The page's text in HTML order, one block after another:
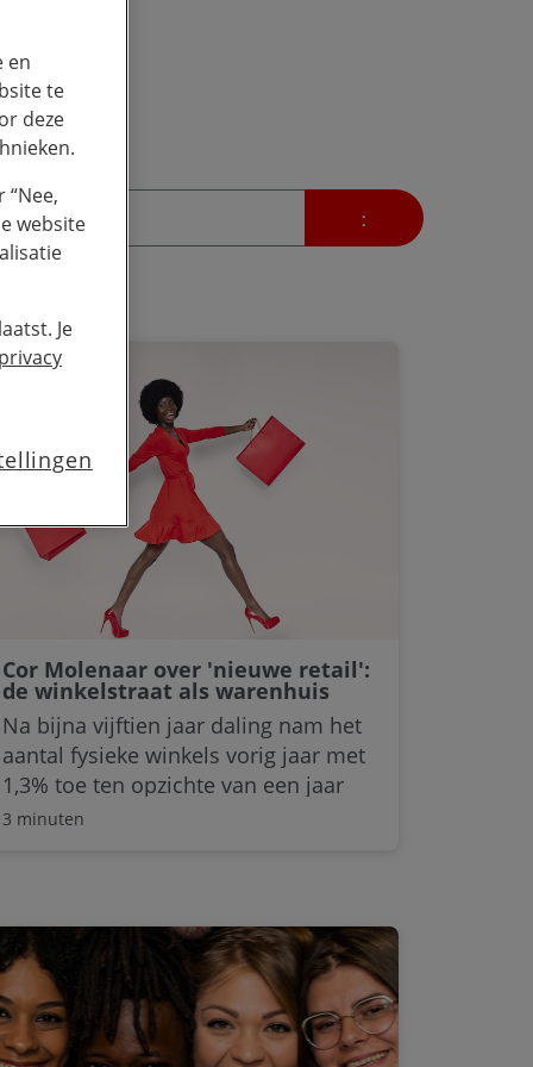
Cor Molenaar over 'nieuwe retail':
de winkelstraat als warenhuis
Na bijna vijftien jaar daling nam het
aantal fysieke winkels vorig jaar met
1,3% toe ten opzichte van een jaar
eerder. Toch heeft de retail het
uitvinden om de consument te
blijven aantrekken. Retail wordt
traditioneel onderschat, stelt
retailexpert . “Het is een van de
moeilijkste vakken, vooral op dit
3 minuten
en
te
deze
“Nee,
website
Je
privacy